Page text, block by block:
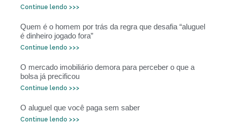
Continue lendo >>>
Quem é o homem por trás da regra que desafia “aluguel
é dinheiro jogado fora”
Continue lendo >>>
O mercado imobiliário demora para perceber o que a
bolsa já precificou
Continue lendo >>>
O aluguel que você paga sem saber
Continue lendo >>>